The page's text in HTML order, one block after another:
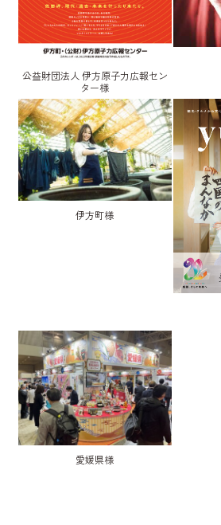
公益財団法人 伊方原子力広報セン
ター様
伊方町様
愛媛県様